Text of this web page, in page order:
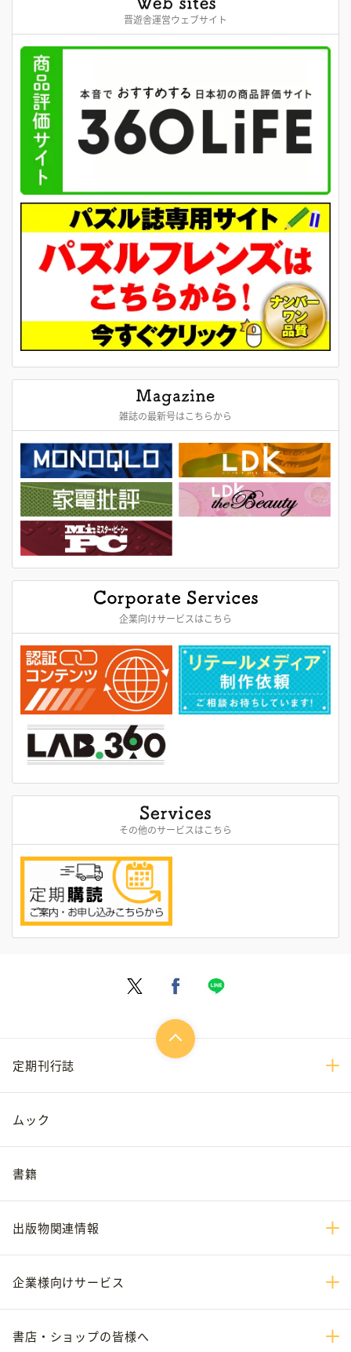
晋遊舎運営ウェブサイト
雑誌の最新号はこちらから
企業向けサービスはこちら
その他のサービスはこちら
定期刊行誌
ムック
書籍
出版物関連情報
企業様向けサービス
書店・ショップの皆様へ